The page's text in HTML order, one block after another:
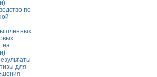
по
на
для